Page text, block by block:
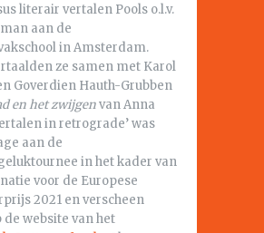
literair vertalen Pools o.l.v.
aan de
in Amsterdam.
ze samen met Karol
Goverdien Hauth-Grubben
en het zwijgenvan Anna
in retrograde’ was
aan de
in het kader van
voor de Europese
2021 en verscheen
de website van het